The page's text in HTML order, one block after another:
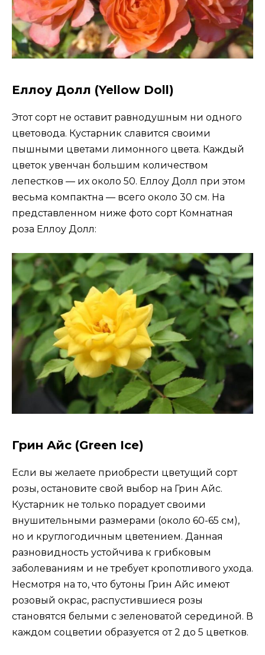
Еллоу Долл (Yellow Doll)
Этот сорт не оставит равнодушным ни одного
цветовода. Кустарник славится своими
пышными цветами лимонного цвета. Каждый
цветок увенчан большим количеством
лепестков — их около 50. Еллоу Долл при этом
весьма компактна — всего около 30 см. На
представленном ниже фото сорт Комнатная
роза Еллоу Долл:
Грин Айс (Green Ice)
Если вы желаете приобрести цветущий сорт
розы, остановите свой выбор на Грин Айс.
Кустарник не только порадует своими
внушительными размерами (около 60-65 см),
но и круглогодичным цветением. Данная
разновидность устойчива к грибковым
заболеваниям и не требует кропотливого ухода.
Несмотря на то, что бутоны Грин Айс имеют
розовый окрас, распустившиеся розы
становятся белыми с зеленоватой серединой. В
каждом соцветии образуется от 2 до 5 цветков.